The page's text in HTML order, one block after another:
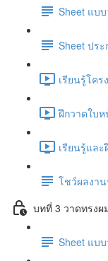
Sheet แบ
Sheet ปร
เรียนรู้โคร
ฝึกวาดใบ
เรียนรู้แล
โชว์ผลงา
บทที่ 3 วาดทรงผ
Sheet แบ